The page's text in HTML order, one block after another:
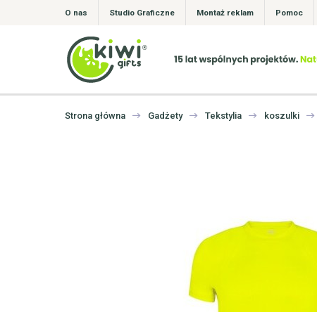
O nas Studio Graficzne Montaż reklam Pomoc
Strona główna Gadżety Tekstylia koszulki